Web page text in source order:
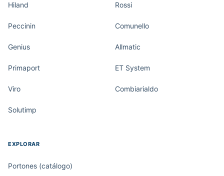
Hiland Rossi
Peccinin Comunello
Genius Allmatic
Primaport ET System
Viro Combiarialdo
Solutimp
EXPLORAR
Portones (catálogo)